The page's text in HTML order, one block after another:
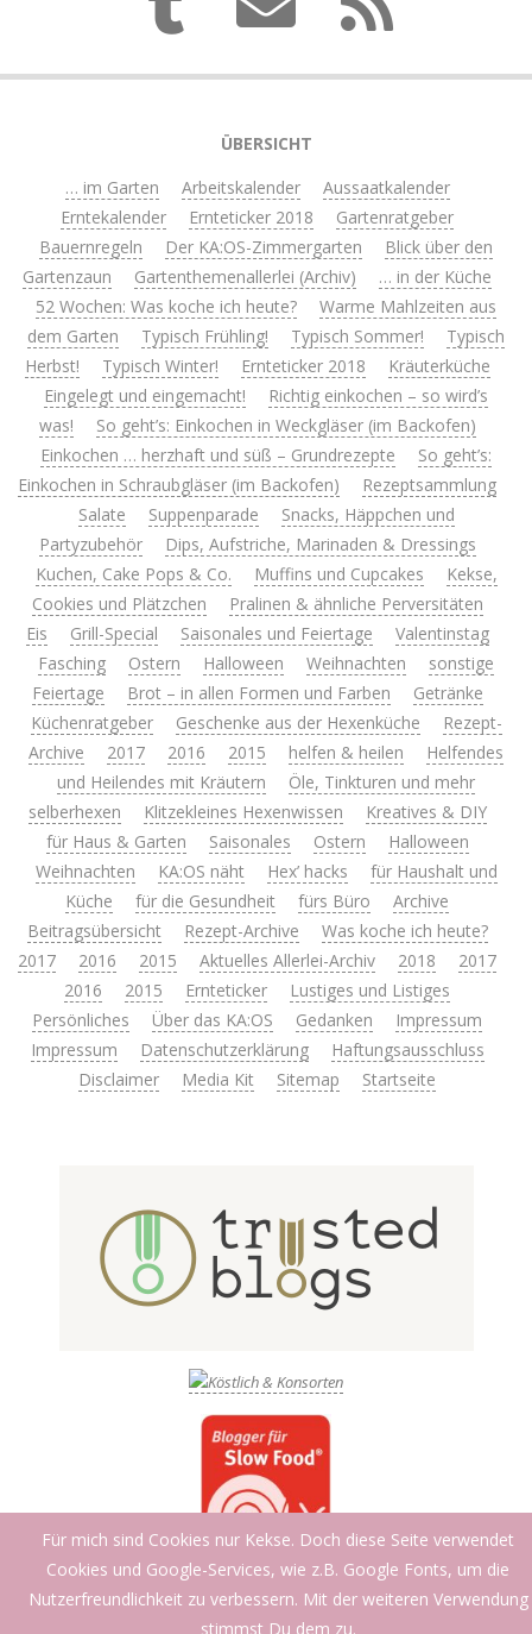
ÜBERSICHT
… im Garten
Arbeitskalender
Aussaatkalender
Erntekalender
Ernteticker 2018
Gartenratgeber
Bauernregeln
Der KA:OS-Zimmergarten
Blick über den
Gartenzaun
Gartenthemenallerlei (Archiv)
… in der Küche
52 Wochen: Was koche ich heute?
Warme Mahlzeiten aus
dem Garten
Typisch Frühling! Typisch Sommer!
Typisch
Herbst!
Typisch Winter! Ernteticker 2018
Kräuterküche
Eingelegt und eingemacht!
Richtig einkochen – so wird’s
was!
So geht’s: Einkochen in Weckgläser (im Backofen)
Einkochen … herzhaft und süß – Grundrezepte
So geht’s:
Einkochen in Schraubgläser (im Backofen)
Rezeptsammlung
Salate
Suppenparade
Snacks, Häppchen und
Partyzubehör
Dips, Aufstriche, Marinaden & Dressings
Kuchen, Cake Pops & Co.
Muffins und Cupcakes
Kekse,
Cookies und Plätzchen
Pralinen & ähnliche Perversitäten
Eis
Grill-Special Saisonales und Feiertage
Valentinstag
Fasching
Ostern Halloween Weihnachten
sonstige
Feiertage
Brot – in allen Formen und Farben
Getränke
Küchenratgeber
Geschenke aus der Hexenküche
Rezept-
Archive
2017 2016 2015 helfen & heilen
Helfendes
und Heilendes mit Kräutern
Öle, Tinkturen und mehr
selberhexen
Klitzekleines Hexenwissen
Kreatives & DIY
für Haus & Garten
Saisonales Ostern
Halloween
Weihnachten
KA:OS näht Hex’ hacks
für Haushalt und
Küche
für die Gesundheit fürs Büro
Archive
Beitragsübersicht
Rezept-Archive
Was koche ich heute?
2017
2016 2015 Aktuelles Allerlei-Archiv 2018
2017
2016
2015 Ernteticker
Lustiges und Listiges
Persönliches
Über das KA:OS Gedanken
Impressum
Impressum
Datenschutzerklärung
Haftungsausschluss
Disclaimer
Media Kit Sitemap Startseite
Für mich sind Cookies nur Kekse. Doch diese Seite verwendet
Cookies und Google-Services, wie z.B. Google Fonts, um die
Nutzerfreundlichkeit zu verbessern. Mit der weiteren Verwendung
stimmst Du dem zu.